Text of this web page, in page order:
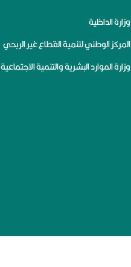
وزارة الداخلية
المركز الوطني لتنمية القطاع غير الربحي
وزارة الموارد البشرية والتنمية الاجتماعية